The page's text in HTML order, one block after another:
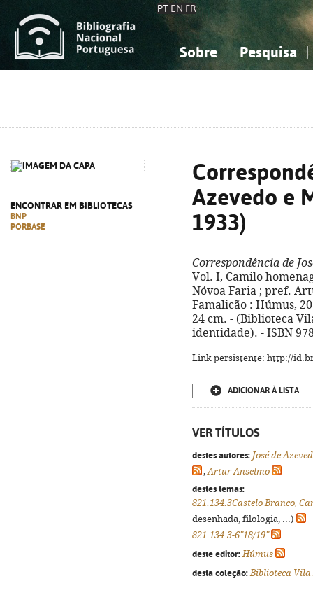
PT EN FR
Sobre Pesquisa
ENCONTRAR EM BIBLIOTECAS
BNP
PORBASE
Azevedo e
1933)
Correspondência de
Vol. I, Camilo
Nóvoa Faria ; pref.
Famalicão : Húmus,
24 cm. - (Biblioteca
identidade). - ISBN
Link persistente: http://
ADICIONAR À LISTA
VER TÍTULOS
destes autores: José de
,Artur Anselmo
destes temas:
821.134.3Castelo Branco,
desenhada, filologia, ...)
821.134.3-6"18/19"
deste editor: Húmus
desta coleção: Biblioteca Vila